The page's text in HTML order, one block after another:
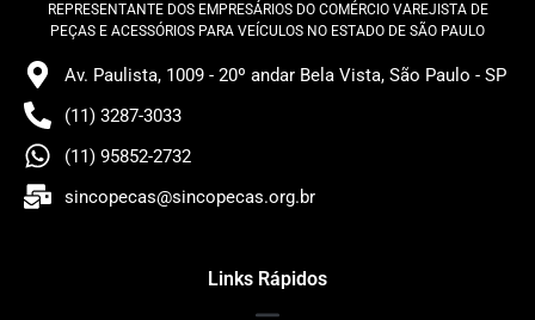
REPRESENTANTE DOS EMPRESÁRIOS DO COMÉRCIO VAREJISTA DE
PEÇAS E ACESSÓRIOS PARA VEÍCULOS NO ESTADO DE SÃO PAULO
Av. Paulista, 1009 - 20º andar Bela Vista, São Paulo - SP
(11) 3287-3033
(11) 95852-2732
sincopecas@sincopecas.org.br
Links Rápidos